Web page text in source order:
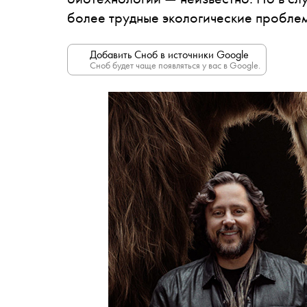
более трудные экологические
Добавить Сноб в источники Google
Сноб будет чаще появляться у вас в Google.